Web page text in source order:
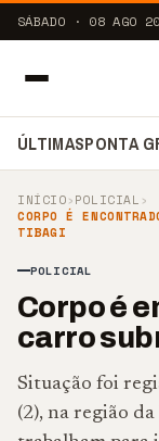
SÁBADO · 08 AGO
ÚLTIMASPONTA
INÍCIO›POLICIAL ›
CORPO É
TIBAGI
POLICIAL
Corpo é
carro
Situação foi
(2), na região